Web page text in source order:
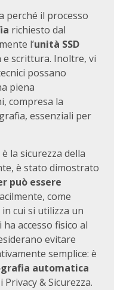
perché il processo
richiesto dal
l’unità SSD
scrittura. Inoltre, vi
possano
piena
compresa la
essenziali per
la sicurezza della
è stato dimostrato
può essere
come
cui si utilizza un
ha accesso fisico al
evitare
semplice: è
automatica
& Sicurezza.